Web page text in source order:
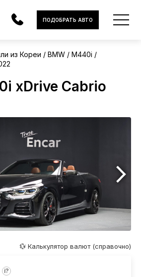
ПОДОБРАТЬ АВТО
из Кореи BMW
M440i
xDrive Cabrio
💱 Калькулятор валют (справочно)
?